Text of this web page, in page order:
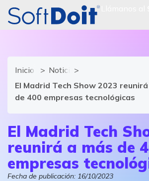
Inicio
Noticias de software y TIC
El Madrid Tech Show 2023
de 400 empresas tecnológicas
El Madrid Tech
reunirá a más de
empresas
Fecha de publicación: 16/10/2023